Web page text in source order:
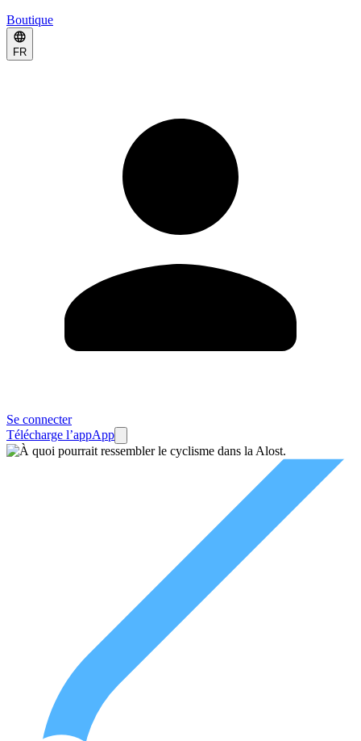
Boutique
FR
Se connecter
Télécharge l’appApp